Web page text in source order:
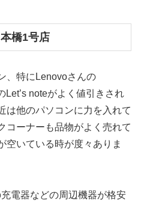
橋1号店
、特にLenovoさんの
noteがよく値引きされ
は他のパソコンに力を入れて
コーナーも品物がよく売れて
空いている時が度々ありま
電器などの周辺機器が格安